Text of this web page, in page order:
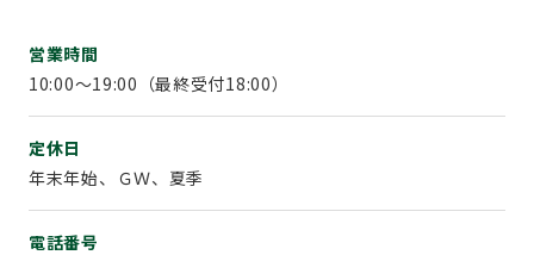
営業時間
10:00～19:00（最終受付18:00）
定休日
年末年始、ＧＷ、夏季
電話番号